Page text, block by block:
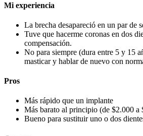
Mi experiencia
La brecha desapareció en un par de
Tuve que hacerme coronas en dos
compensación.
No para siempre (dura entre 5 y 15
masticar y hablar de nuevo con
Pros
Más rápido que un implante
Más barato al principio (de $2.000 a
Bueno para sustituir uno o dos